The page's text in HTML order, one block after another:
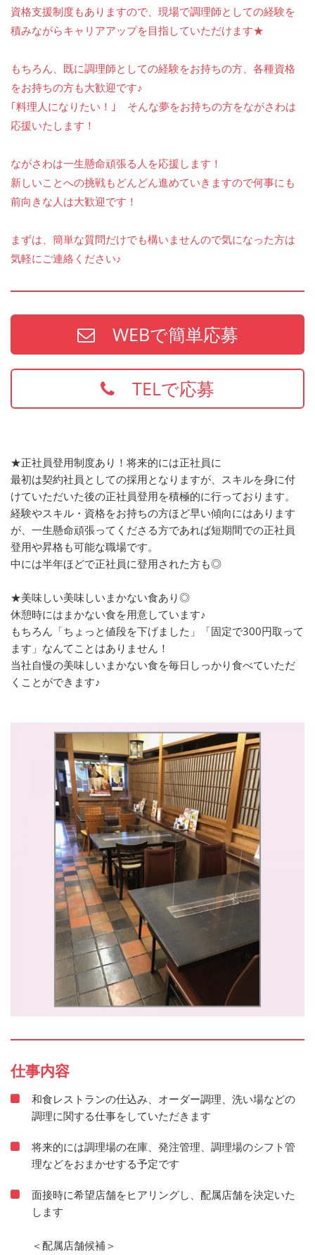
資格支援制度もありますので、現場で調理師としての経験を
積みながらキャリアアップを目指していただけます★
もちろん、既に調理師としての経験をお持ちの方、各種資格
をお持ちの方も大歓迎です♪
｢料理人になりたい！｣ そんな夢をお持ちの方をながさわは
応援いたします！
ながさわは一生懸命頑張る人を応援します！
新しいことへの挑戦もどんどん進めていきますので何事にも
前向きな人は大歓迎です！
まずは、簡単な質問だけでも構いませんので気になった方は
気軽にご連絡ください♪
WEBで簡単応募
TELで応募
★正社員登用制度あり！将来的には正社員に
最初は契約社員としての採用となりますが、スキルを身に付
けていただいた後の正社員登用を積極的に行っております。
経験やスキル・資格をお持ちの方ほど早い傾向にはあります
が、一生懸命頑張ってくださる方であれば短期間での正社員
登用や昇格も可能な職場です。
中には半年ほどで正社員に登用された方も◎
★美味しい美味しいまかない食あり◎
休憩時にはまかない食を用意しています♪
もちろん「ちょっと値段を下げました」「固定で300円取って
ます」なんてことはありません！
当社自慢の美味しいまかない食を毎日しっかり食べていただ
くことができます♪
仕事内容
和食レストランの仕込み、オーダー調理、洗い場などの
調理に関する仕事をしていただきます
将来的には調理場の在庫、発注管理、調理場のシフト管
理などをおまかせする予定です
面接時に希望店舗をヒアリングし、配属店舗を決定いた
します
＜配属店舗候補＞